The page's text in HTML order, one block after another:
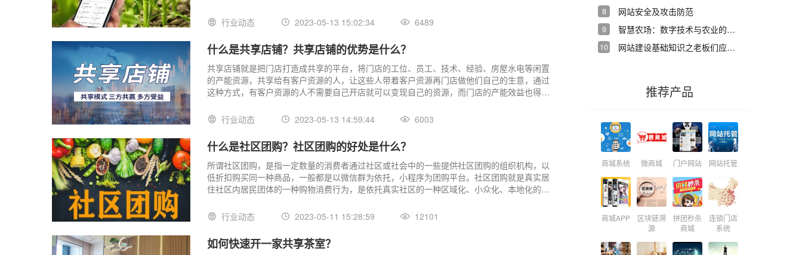
行业动态 2023-05-13 15:02:34 6489
什么是共享店铺？共享店铺的优势是什么？
共享店铺就是把门店打造成共享的平台，将门店的工位、员工、技术、经验、房屋水电等闲置
的产能资源，共享给有客户资源的人，让这些人带着客户资源再门店做他们自己的生意，通过
这种方式，有客户资源的人不需要自己开店就可以变现自己的资源，而门店的产能效益也得到
行业动态
2023-05-13 14:59:44 6003
什么是社区团购？社区团购的好处是什么？
所谓社区团购，是指⼀定数量的消费者通过社区或社会中的⼀些提供社区团购的组织机构，以
低折扣购买同⼀种商品，⼀般都是以微信群为依托，⼩程序为团购平台。社区团购就是真实居
住社区内居民团体的⼀种购物消费⾏为，是依托真实社区的⼀种区域化、⼩众化、本地化的团
团发布产品信息和小程序拼团链接。
行业动态 2023-05-11 15:28:59 12101
如何快速开一家共享茶室？
8 网站安全及攻击防范
9 智慧农场：数字技术与农业的完美结合
10 网站建设基础知识之老板们应该注意哪些？
推荐产品
商城系统 微商城 门户网站 网站托管
商城APP
区块链溯
源
拼团秒杀
商城
连锁门店
系统